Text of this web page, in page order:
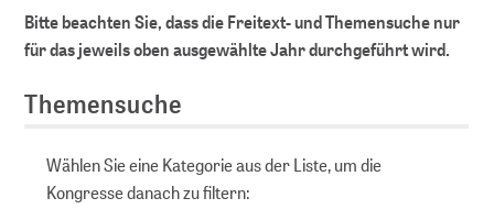
Bitte beachten Sie, dass die Freitext- und Themensuche nur
für das jeweils oben ausgewählte Jahr durchgeführt wird.
Themensuche
Wählen Sie eine Kategorie aus der Liste, um die
Kongresse danach zu filtern: